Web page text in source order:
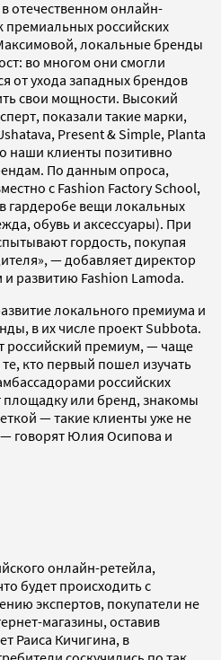
отечественном онлайн-
российских
локальные бренды
во многом они смогли
от ухода западных брендов
свои мощности. Высокий
показали такие марки,
Present & Simple, Planta
наши клиенты позитивно
По данным опроса,
с Fashion Factory School,
гардеробе вещи локальных
обувь и аксессуары). При
гордость, покупая
— добавляет директор
развитию Fashion Lamoda.
локального премиума и
в их числе проект Subbota.
премиум, — чаще
кто первый пошел изучать
российских
или бренд, знакомы
— такие клиенты уже не
говорят Юлия Осипова и
онлайн-ретейла,
будет происходить с
экспертов, покупатели не
магазины, оставив
Раиса Кичигина, в